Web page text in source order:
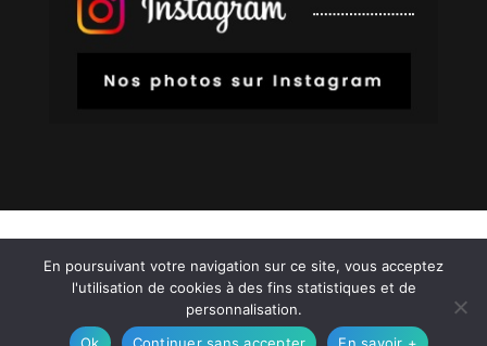
– Protection de la vie privée – Gestion des
cookies – Médiateur de la consommation –
Bloctel
En poursuivant votre navigation sur ce site, vous acceptez
l'utilisation de cookies à des fins statistiques et de
personnalisation.
Ok
Continuer sans accepter En savoir +